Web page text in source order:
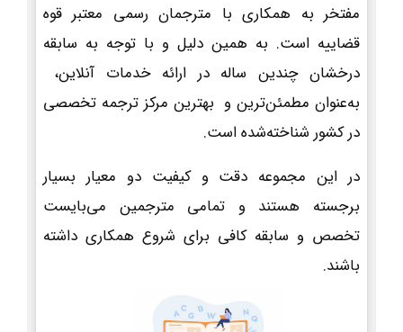
مفتخر به همکاری با مترجمان رسمی معتبر قوه
قضاییه است. به همین دلیل و با توجه به سابقه
درخشان چندین ساله در ارائه خدمات آنلاین،
به‌عنوان مطمئن‌ترین و بهترین مرکز ترجمه تخصصی
در کشور شناخته‌شده است.
در این مجموعه دقت و کیفیت دو معیار بسیار
برجسته هستند و تمامی مترجمین می‌بایست
تخصص و سابقه کافی برای شروع همکاری داشته
باشند.